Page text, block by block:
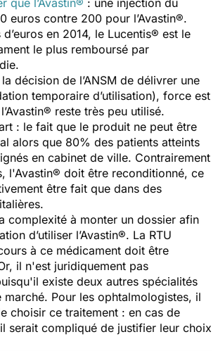
euros contre 200 pour l’Avastin®.
en 2014, le Lucentis® est le
le plus remboursé par
décision de l’ANSM de délivrer une
temporaire d’utilisation), force est
reste très peu utilisé.
: le fait que le produit ne peut être
alors que 80% des patients atteints
en cabinet de ville. Contrairement
l'Avastin® doit être reconditionné, ce
être fait que dans des
complexité à monter un dossier afin
d’utiliser l’Avastin®. La RTU
à ce médicament doit être
il n'est juridiquement pas
existe deux autres spécialités
marché. Pour les ophtalmologistes, il
choisir ce traitement : en cas de
serait compliqué de justifier leur choix